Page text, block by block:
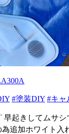
#塗装DIY #キャ
早起きしてムサ
追加ホワイト入